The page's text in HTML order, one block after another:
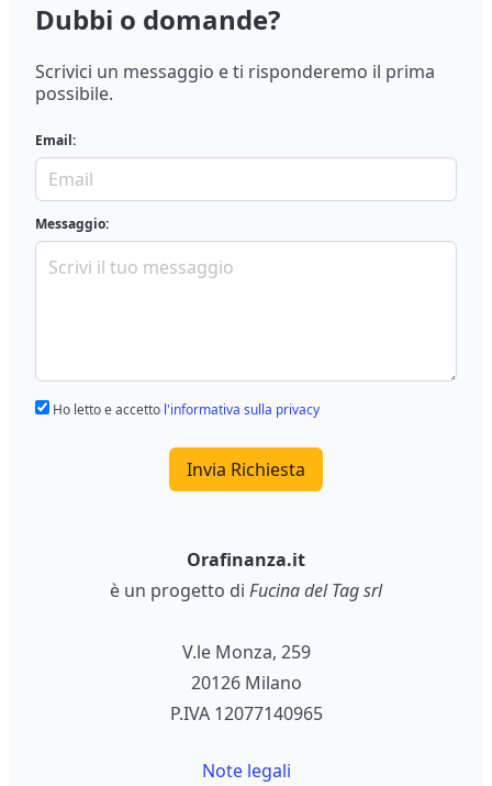
Dubbi o domande?
Scrivici un messaggio e ti risponderemo il prima
possibile.
Email:
Messaggio:
Ho letto e accetto l'informativa sulla privacy
Invia Richiesta
Orafinanza.it
è un progetto di Fucina del Tag srl
V.le Monza, 259
20126 Milano
P.IVA 12077140965
Note legali